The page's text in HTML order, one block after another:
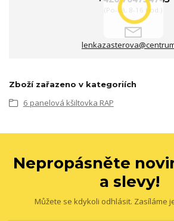
(Po-Pá, 8-16 hod.)
Zboží zařazeno v kategoriích
6 panelová kšiltovka RAP
Nepropásněte
a slevy!
Můžete se kdykoli odhlásit. Zasíláme